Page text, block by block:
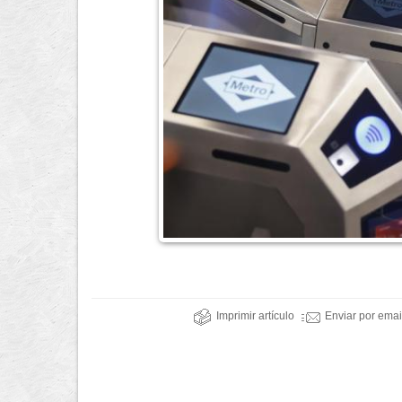
Imprimir artículo Enviar por